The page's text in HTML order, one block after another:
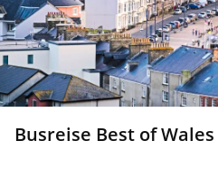
Busreise Best of Wales